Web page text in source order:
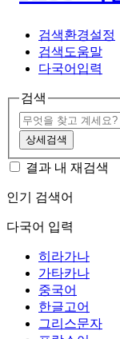
검색환경설정
검색도움말
다국어입력
검색
상세검색
결과 내 재검색
인기 검색어
다국어 입력
히라가나
가타카나
중국어
한글고어
그리스문자